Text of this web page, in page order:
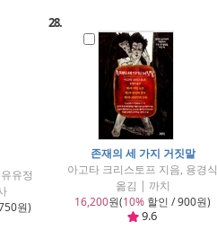
유정
원)
28.
존재의 세 가지 거짓말
아고타 크리스토프 지음, 용경식
옮김 | 까치
16,200원(10% 할인 / 900원)
9.6